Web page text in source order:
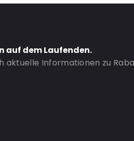
auf dem Laufenden.
aktuelle Informationen zu